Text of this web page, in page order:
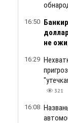
16:50
не
16:29
321
16:08